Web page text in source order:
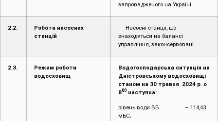
запровадженого на Україні.
2.2.
Робота насосних
станцій
Насосні станції, що
знаходяться на балансі
управління, законсервовані.
2.3.
Режим роботи
водосховищ
Водогосподарська ситуація на
Дністровському водосховищі
станом на 30 травня 2024 р. о
800 наступна:
рівень води ВБ – 114,43
мБС;